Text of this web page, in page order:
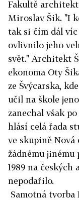
Fakultě
Miroslav Šik. "I
tak si čím dál víc
ovlivnilo jeho
svět." Architekt
ekonoma Oty
ze Švýcarska,
učil na škole
zanechal však
hlásí celá řada
ve skupině Nová
žádnému jinému
1989 na
nepodařilo.
Samotná tvorba